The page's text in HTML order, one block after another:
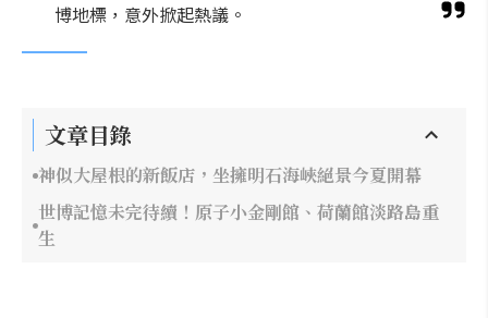
博地標，意外掀起熱議。
文章目錄
神似大屋根的新飯店，坐擁明石海峽絕景今夏開幕
世博記憶未完待續！原子小金剛館、荷蘭館淡路島重
生